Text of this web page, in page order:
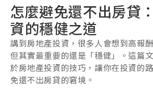
怎麼避免還不出房貸
資的穩健之道
講到房地產投資，很多人會想到高報
但其實最重要的還是「穩健」。這篇
於房地產投資的技巧，讓你在投資的
免還不出房貸的窘境。